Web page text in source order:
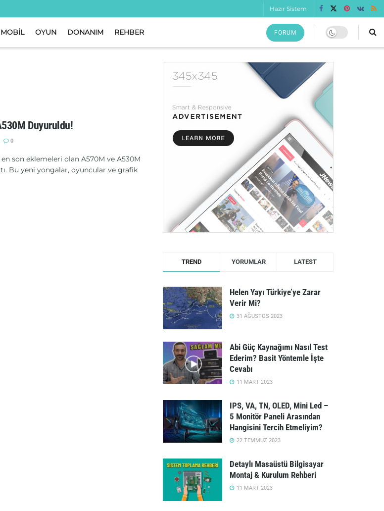
Hazır Sistem
MOBİL OYUN DONANIM REHBER FORUM
Duyuruldu!
0
son eklemeleri olan A570M ve A530M
Bu yeni yongalar, oyuncular ve grafik
TREND YORUMLAR LATEST
Helen Yayı Türkiye’ye Zarar
Verir Mi?
31 AĞUSTOS 2023
Abi Güç Kaynağımı Nasıl Test
Ederim? Basit Yöntemle İşte
Cevabı
11 MART 2023
IPS, VA, TN, OLED, Mini Led –
5 Monitör Paneli Arasından
Hangisini Tercih Etmeliyim?
22 TEMMUZ 2023
Detaylı Masaüstü Bilgisayar
Montaj & Kurulum Rehberi
11 MART 2023